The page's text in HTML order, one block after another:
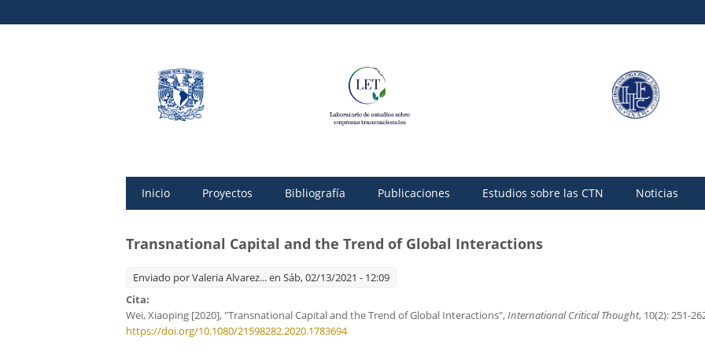
Inicio Proyectos Bibliografía Publicaciones Estudios sobre las CTN Noticias
Transnational Capital and the Trend of Global Interactions
Enviado porValeria Alvarez...en Sáb, 02/13/2021 - 12:09
Cita:
Wei, Xiaoping [2020], "Transnational Capital and the Trend of Global Interactions",International Critical Thought, 10(2): 251-
https://doi.org/10.1080/21598282.2020.1783694